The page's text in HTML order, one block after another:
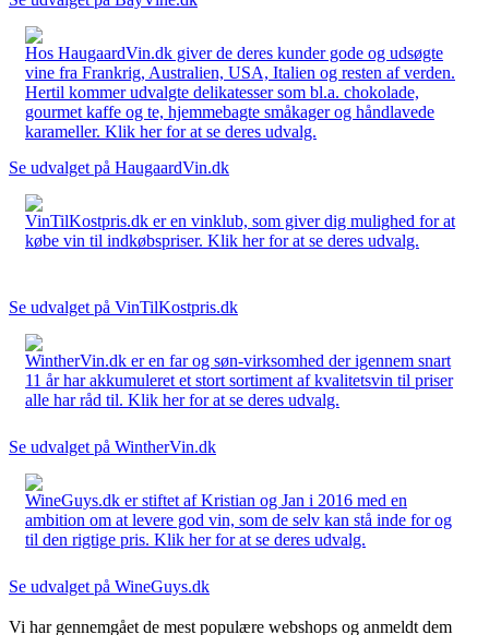
Hos HaugaardVin.dk giver de deres kunder gode og udsøgte
vine fra Frankrig, Australien, USA, Italien og resten af verden.
Hertil kommer udvalgte delikatesser som bl.a. chokolade,
gourmet kaffe og te, hjemmebagte småkager og håndlavede
karameller. Klik her for at se deres udvalg.
Se udvalget på HaugaardVin.dk
VinTilKostpris.dk er en vinklub, som giver dig mulighed for at
købe vin til indkøbspriser. Klik her for at se deres udvalg.
Se udvalget på VinTilKostpris.dk
WintherVin.dk er en far og søn-virksomhed der igennem snart
11 år har akkumuleret et stort sortiment af kvalitetsvin til priser
alle har råd til. Klik her for at se deres udvalg.
Se udvalget på WintherVin.dk
WineGuys.dk er stiftet af Kristian og Jan i 2016 med en
ambition om at levere god vin, som de selv kan stå inde for og
til den rigtige pris. Klik her for at se deres udvalg.
Se udvalget på WineGuys.dk
Vi har gennemgået de mest populære webshops og anmeldt dem